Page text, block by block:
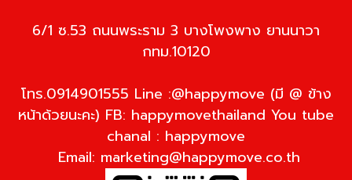
6/1 ซ.53 ถนนพระราม 3 บางโพงพาง ยานนาวา
กทม.10120
โทร.0914901555 Line :@happymove (มี @ ข้าง
หน้าด้วยนะคะ) FB: happymovethailand You tube
chanal : happymove
Email: marketing@happymove.co.th